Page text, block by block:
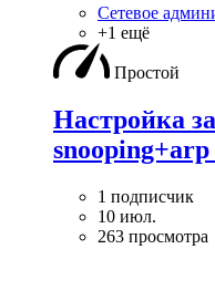
Сетевое
+1 ещё
Простой
Настройка
1 подписчик
10 июл.
263 просмотра